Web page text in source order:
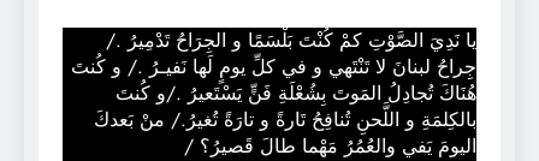
يا نَدِيَ الصَّوْتِ كمْ كُنْتَ بَلْسَمًا و الجِرَاحُ تَدْمِيرُ ./
جِراحُ لبنانَ لا تَنْتَهي و في كلِّ يومٍ لَها نَفيـرُ ./ و كُنتَ
هُنَاكَ تُجادِلُ المَوتَ بِشُعْلَةِ فَنٍّ يَسْتَعيرُ ./و كُنتَ
بالكِلمَةِ و اللَّحنِ تُنافِحُ تَارةً و تارَةً تُغيرُ./ منْ بَعدكَ
اليومَ يَفي والعُمُرُ مَهْما طالَ قَصيرُ؟ /